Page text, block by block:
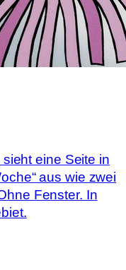
eine Seite in
aus wie zwei
Fenster. In